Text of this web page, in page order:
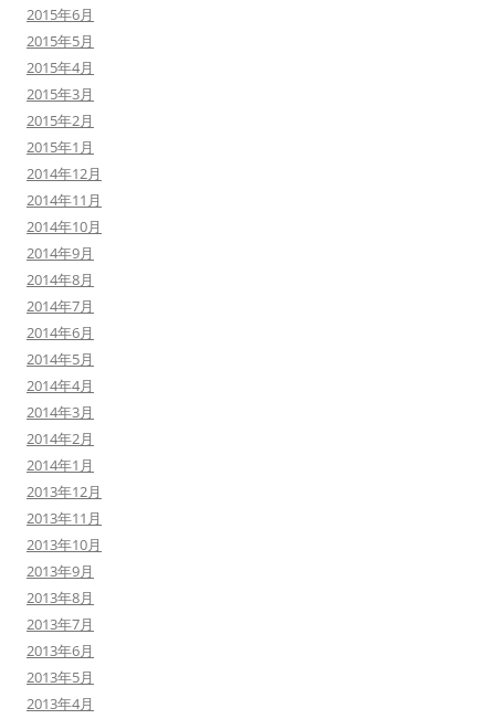
2015年6月
2015年5月
2015年4月
2015年3月
2015年2月
2015年1月
2014年12月
2014年11月
2014年10月
2014年9月
2014年8月
2014年7月
2014年6月
2014年5月
2014年4月
2014年3月
2014年2月
2014年1月
2013年12月
2013年11月
2013年10月
2013年9月
2013年8月
2013年7月
2013年6月
2013年5月
2013年4月